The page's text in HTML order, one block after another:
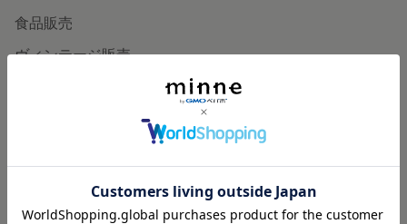
食品販売
ヴィンテージ販売
読みもの